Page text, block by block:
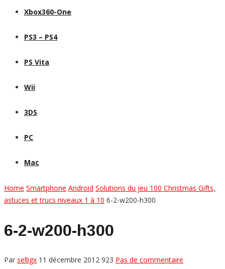
Xbox360-One
PS3 – PS4
PS Vita
Wii
3DS
PC
Mac
Home Smartphone Android Solutions du jeu 100 Christmas Gifts,
astuces et trucs niveaux 1 à 10 6-2-w200-h300
6-2-w200-h300
Par selligx 11 décembre 2012 923 Pas de commentaire